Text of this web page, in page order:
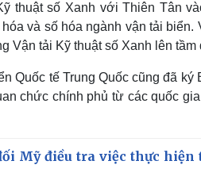
thuật số Xanh với Thiên Tân
và số hóa ngành vận tải
Vận tải Kỹ thuật số Xanh lên tầm
Quốc tế Trung Quốc cũng đã
chức chính phủ từ các quốc
Mỹ điều tra việc thực